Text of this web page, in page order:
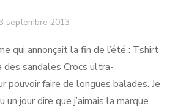
septembre 2013
qui annonçait la fin de l’été : Tshirt
sandales Crocs ultra-
pouvoir faire de longues balades. Je
un jour dire que j’aimais la marque